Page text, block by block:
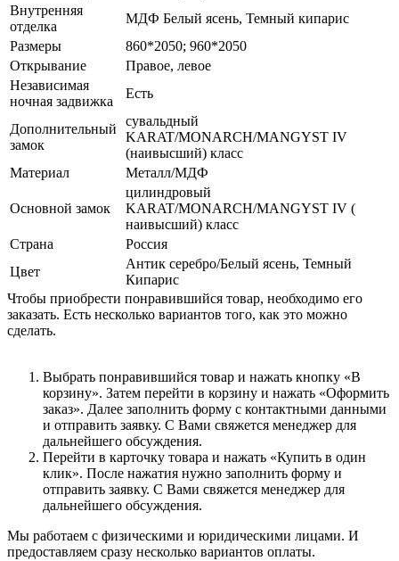
Внутренняя
отделка
МДФ Белый ясень, Темный кипарис
Размеры
860*2050; 960*2050
Открывание
Правое, левое
Независимая
ночная задвижка
Есть
Дополнительный
замок
сувальдный
KARAT/MONARCH/MANGYST IV
(наивысший) класс
Материал
Металл/МДФ
Основной замок
цилиндровый
KARAT/MONARCH/MANGYST IV (
наивысший) класс
Страна
Россия
Цвет
Антик серебро/Белый ясень, Темный
Кипарис
Чтобы приобрести понравившийся товар, необходимо его
заказать. Есть несколько вариантов того, как это можно
сделать.
Выбрать понравившийся товар и нажать кнопку «В
корзину». Затем перейти в корзину и нажать «Оформить
заказ». Далее заполнить форму с контактными данными
и отправить заявку. С Вами свяжется менеджер для
дальнейшего обсуждения.
Перейти в карточку товара и нажать «Купить в один
клик». После нажатия нужно заполнить форму и
отправить заявку. С Вами свяжется менеджер для
дальнейшего обсуждения.
Мы работаем с физическими и юридическими лицами. И
предоставляем сразу несколько вариантов оплаты.